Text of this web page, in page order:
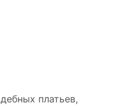
платьев,